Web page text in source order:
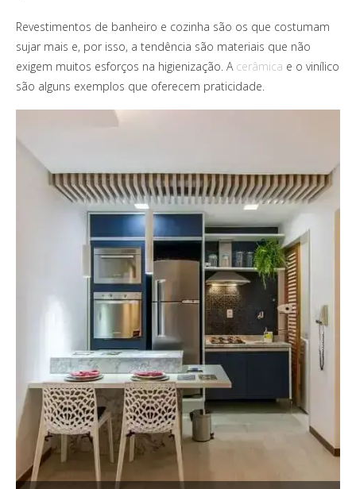
Revestimentos de banheiro e cozinha são os que costumam
sujar mais e, por isso, a tendência são materiais que não
exigem muitos esforços na higienização. A cerâmica e o vinílico
são alguns exemplos que oferecem praticidade.